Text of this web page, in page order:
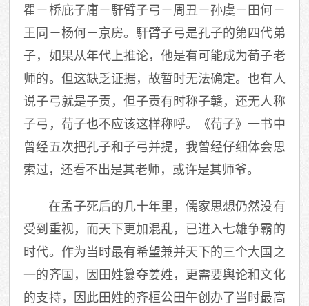
瞿－桥庇子庸－馯臂子弓－周丑－孙虞－田何－
王同－杨何－京房。馯臂子弓是孔子的第四代弟
子，如果从年代上推论，他是有可能成为荀子老
师的。但这缺乏证据，故暂时无法确定。也有人
说子弓就是子贡，但子贡有时称子赣，还无人称
子弓，荀子也不应该这样称呼。《荀子》一书中
曾经五次把孔子和子弓并提，我曾经仔细体会思
索过，还看不出是其老师，或许是其师爷。
在孟子死后的几十年里，儒家思想仍然没有
受到重视，而天下更加混乱，已进入七雄争霸的
时代。作为当时最有希望兼并天下的三个大国之
一的齐国，因田姓篡夺姜姓，更需要舆论和文化
的支持，因此田姓的齐桓公田午创办了当时最高